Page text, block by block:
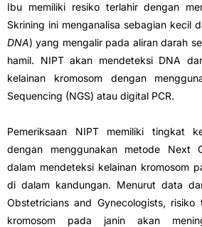
Ibu memiliki resiko terlahir dengan
Skrining ini menganalisa sebagian kecil
DNA) yang mengalir pada aliran darah
hamil. NIPT akan mendeteksi DNA
kelainan kromosom dengan
Sequencing (NGS) atau digital PCR.
Pemeriksaan NIPT memiliki tingkat
dengan menggunakan metode Next
dalam mendeteksi kelainan kromosom
di dalam kandungan. Menurut data
Obstetricians and Gynecologists, risiko
kromosom pada janin akan